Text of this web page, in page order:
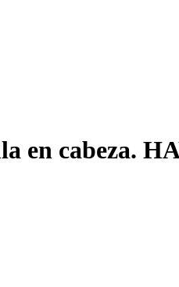
en cabeza.